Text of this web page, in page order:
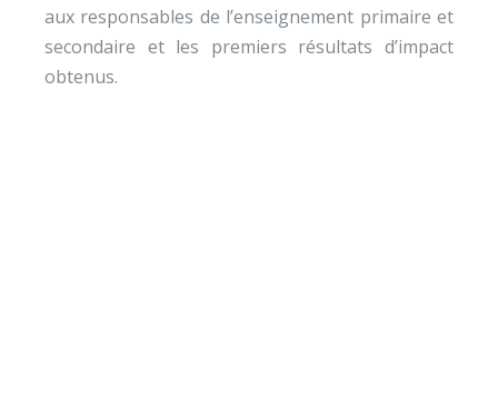
aux responsables de l’enseignement primaire et
secondaire et les premiers résultats d’impact
obtenus.